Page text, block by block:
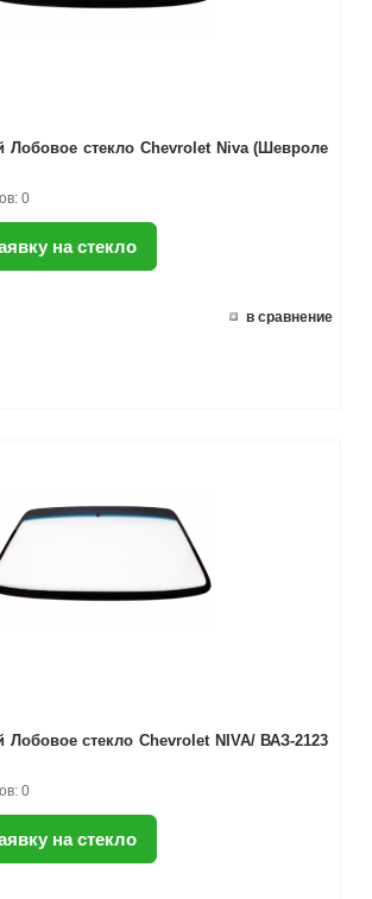
Лобовое стекло Chevrolet Niva (Шевроле
0
на стекло
в сравнение
Лобовое стекло Chevrolet NIVA/ ВАЗ-2123
0
на стекло